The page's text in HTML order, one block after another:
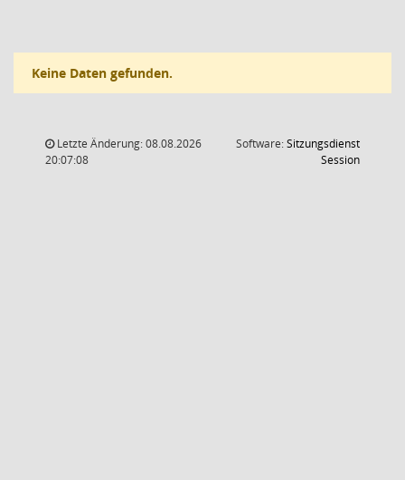
Keine Daten gefunden.
Letzte Änderung: 08.08.2026
20:07:08
Software:Sitzungsdienst
Session(Wird in